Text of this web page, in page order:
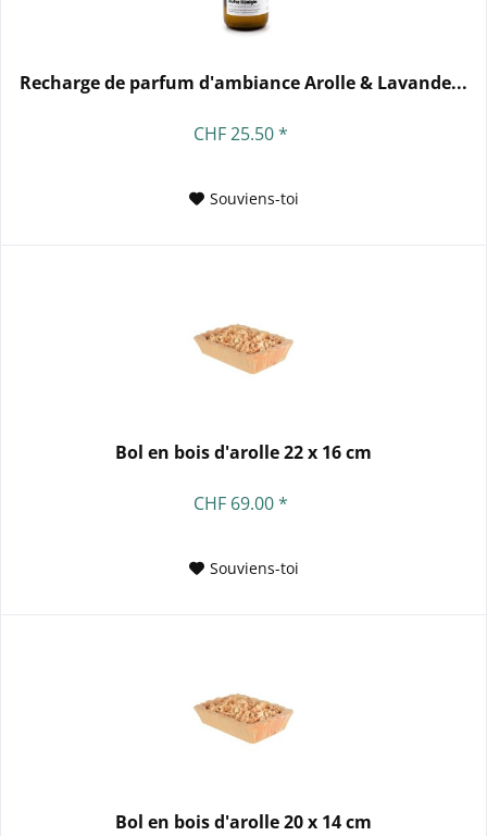
Recharge de parfum d'ambiance Arolle & Lavande...
CHF 25.50 *
Souviens-toi
Bol en bois d'arolle 22 x 16 cm
CHF 69.00 *
Souviens-toi
Bol en bois d'arolle 20 x 14 cm